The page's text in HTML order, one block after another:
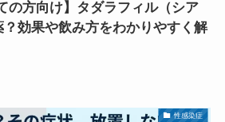
の方向け】タダラフィル（シア
？効果や飲み方をわかりやすく解
性感染症